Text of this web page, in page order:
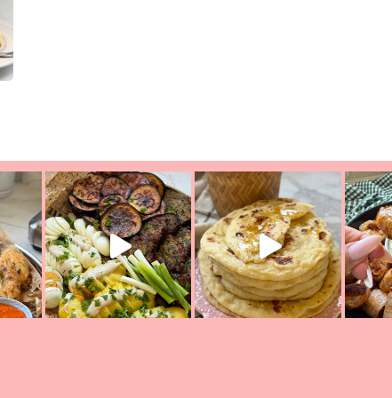
מעול
לאכול משהו אז מה בשבילכם? בפ
פסטל טוניסאי לתשעת הימים, חשבתי מה לחדש לכם ונראה
אורז יצירתי לתשעת הימים
פיצה של